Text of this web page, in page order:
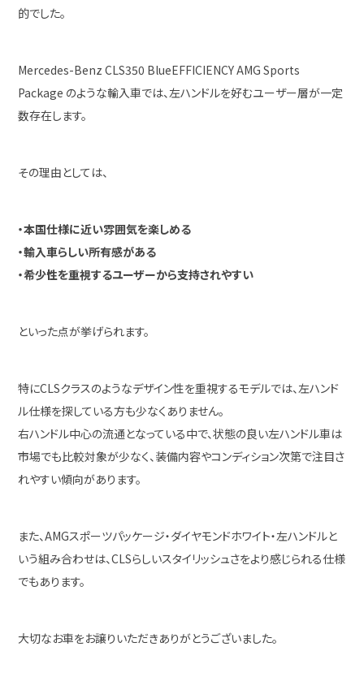
的でした。
Mercedes-Benz CLS350 BlueEFFICIENCY AMG Sports
Package のような輸入車では、左ハンドルを好むユーザー層が一定
数存在します。
その理由としては、
・本国仕様に近い雰囲気を楽しめる
・輸入車らしい所有感がある
・希少性を重視するユーザーから支持されやすい
といった点が挙げられます。
特にCLSクラスのようなデザイン性を重視するモデルでは、左ハンド
ル仕様を探している方も少なくありません。
右ハンドル中心の流通となっている中で、状態の良い左ハンドル車は
市場でも比較対象が少なく、装備内容やコンディション次第で注目さ
れやすい傾向があります。
また、AMGスポーツパッケージ・ダイヤモンドホワイト・左ハンドルと
いう組み合わせは、CLSらしいスタイリッシュさをより感じられる仕様
でもあります。
大切なお車をお譲りいただきありがとうございました。